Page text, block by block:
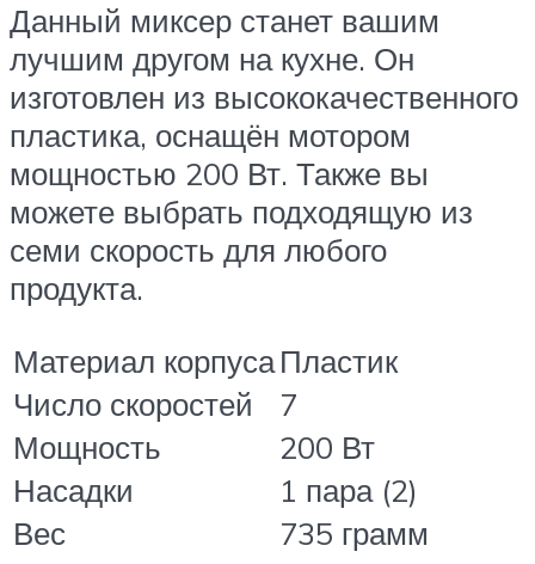
Данный миксер станет вашим
лучшим другом на кухне. Он
изготовлен из высококачественного
пластика, оснащён мотором
мощностью 200 Вт. Также вы
можете выбрать подходящую из
семи скорость для любого
продукта.
Материал корпусаПластик
Число скоростей
7
Мощность
200 Вт
Насадки
1 пара (2)
Вес
735 грамм